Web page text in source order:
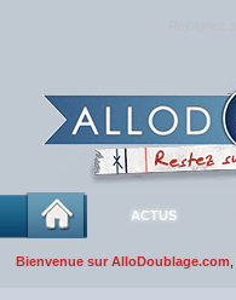
ACTUS
Bienvenue sur AlloDoublage.com